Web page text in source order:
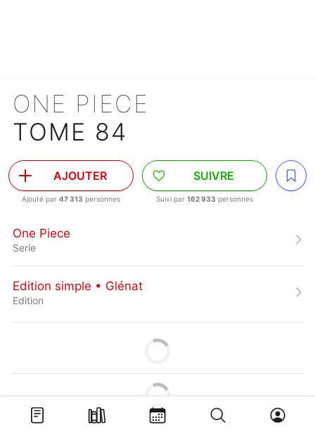
ONE PIECE
TOME 84
AJOUTER
Ajouté par 47 313 personnes
SUIVRE
Suivi par 162 933 personnes
One Piece
Serie
Edition simple • Glénat
Edition